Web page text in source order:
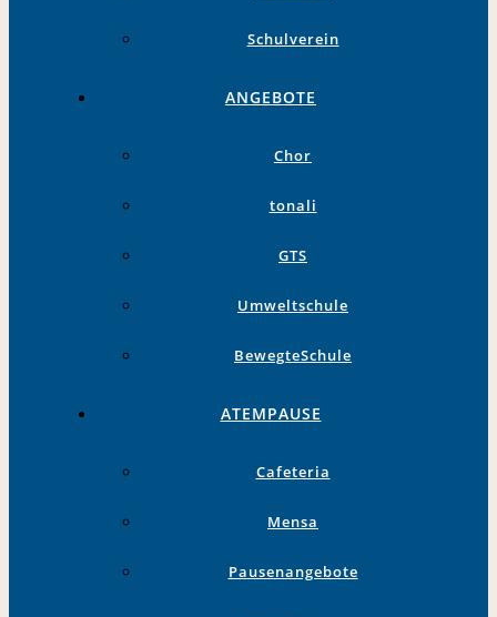
Schulverein
ANGEBOTE
Chor
tonali
GTS
Umweltschule
BewegteSchule
ATEMPAUSE
Cafeteria
Mensa
Pausenangebote